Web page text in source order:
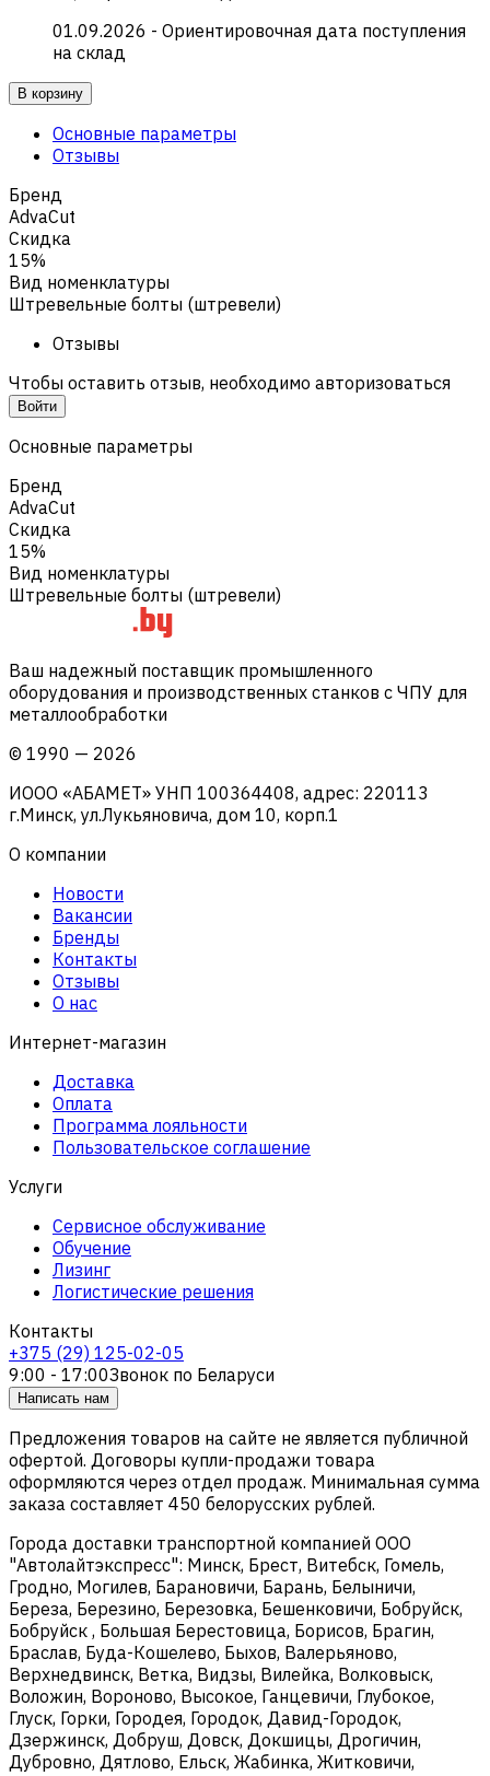
01.09.2026 - Ориентировочная дата поступления
на склад
В корзину
Основные параметры
Отзывы
Бренд
AdvaCut
Скидка
15%
Вид номенклатуры
Штревельные болты (штревели)
Отзывы
Чтобы оставить отзыв, необходимо авторизоваться
Войти
Основные параметры
Бренд
AdvaCut
Скидка
15%
Вид номенклатуры
Штревельные болты (штревели)
Ваш надежный поставщик промышленного
оборудования и производственных станков с ЧПУ для
металлообработки
© 1990 — 2026
ИООО «АБАМЕТ» УНП 100364408, адрес: 220113
г.Минск, ул.Лукьяновича, дом 10, корп.1
О компании
Новости
Вакансии
Бренды
Контакты
Отзывы
О нас
Интернет-магазин
Доставка
Оплата
Программа лояльности
Пользовательское соглашение
Услуги
Сервисное обслуживание
Обучение
Лизинг
Логистические решения
Контакты
+375 (29) 125-02-05
9:00 - 17:00Звонок по Беларуси
Написать нам
Предложения товаров на сайте не является публичной
офертой. Договоры купли-продажи товара
оформляются через отдел продаж. Минимальная сумма
заказа составляет 450 белорусских рублей.
Города доставки транспортной компанией ООО
"Автолайтэкспресс": Минск, Брест, Витебск, Гомель,
Гродно, Могилев, Барановичи, Барань, Белыничи,
Береза, Березино, Березовка, Бешенковичи, Бобруйск,
Бобруйск , Большая Берестовица, Борисов, Брагин,
Браслав, Буда-Кошелево, Быхов, Валерьяново,
Верхнедвинск, Ветка, Видзы, Вилейка, Волковыск,
Воложин, Вороново, Высокое, Ганцевичи, Глубокое,
Глуск, Горки, Городея, Городок, Давид-Городок,
Дзержинск, Добруш, Довск, Докшицы, Дрогичин,
Дубровно, Дятлово, Ельск, Жабинка, Житковичи,